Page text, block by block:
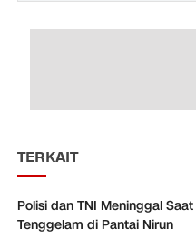
TERKAIT
Polisi dan TNI Meninggal
Tenggelam di Pantai Nirun